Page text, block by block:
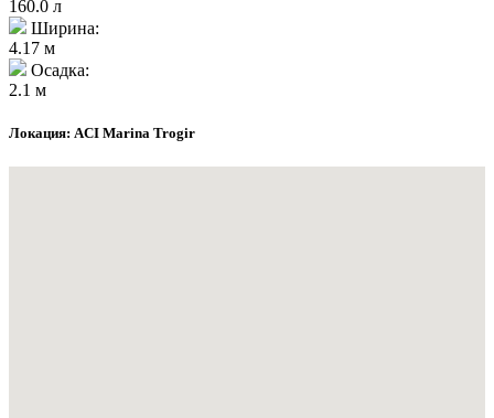
160.0 л
Ширина:
4.17 м
Осадка:
2.1 м
Локация: ACI Marina Trogir